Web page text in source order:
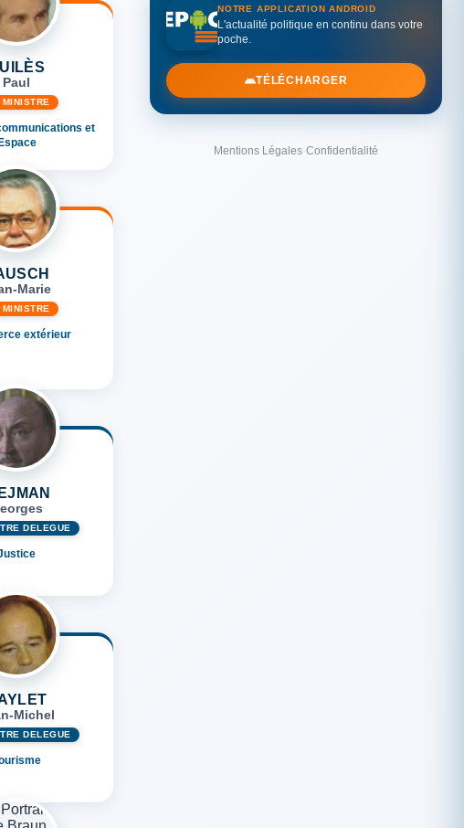
Paul
MINISTRE
et
Espace
Marie
MINISTRE
extérieur
DÉLÉGUÉ
Michel
DÉLÉGUÉ
NOTRE APPLICATION ANDROID
L'actualité politique en continu dans votre
poche.
TÉLÉCHARGER
Mentions Légales·Confidentialité